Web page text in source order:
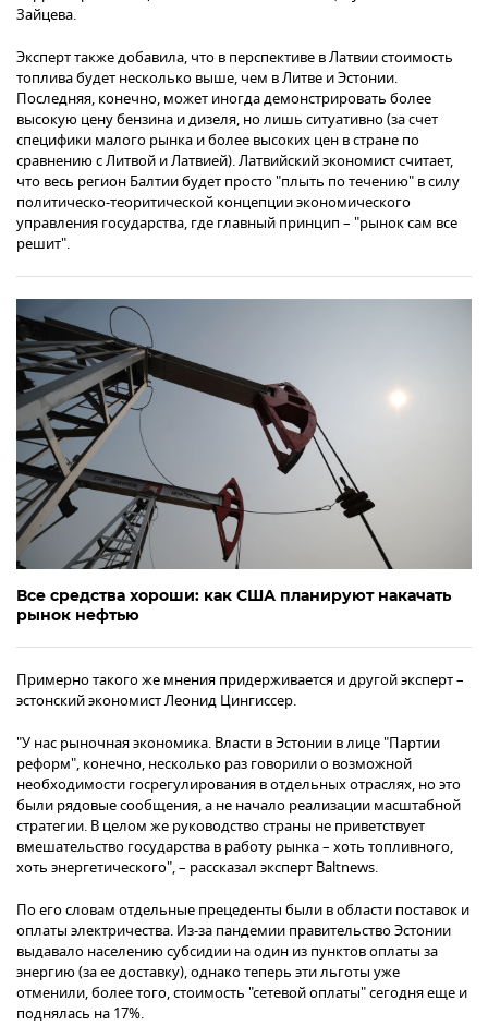
Зайцева.
Эксперт также добавила, что в перспективе в Латвии стоимость
топлива будет несколько выше, чем в Литве и Эстонии.
Последняя, конечно, может иногда демонстрировать более
высокую цену бензина и дизеля, но лишь ситуативно (за счет
специфики малого рынка и более высоких цен в стране по
сравнению с Литвой и Латвией). Латвийский экономист считает,
что весь регион Балтии будет просто "плыть по течению" в силу
политическо-теоритической концепции экономического
управления государства, где главный принцип – "рынок сам все
решит".
Все средства хороши: как США планируют накачать
рынок нефтью
Примерно такого же мнения придерживается и другой эксперт –
эстонский экономист Леонид Цингиссер.
"У нас рыночная экономика. Власти в Эстонии в лице "Партии
реформ", конечно, несколько раз говорили о возможной
необходимости госрегулирования в отдельных отраслях, но это
были рядовые сообщения, а не начало реализации масштабной
стратегии. В целом же руководство страны не приветствует
вмешательство государства в работу рынка – хоть топливного,
хоть энергетического", – рассказал эксперт Baltnews.
По его словам отдельные прецеденты были в области поставок и
оплаты электричества. Из-за пандемии правительство Эстонии
выдавало населению субсидии на один из пунктов оплаты за
энергию (за ее доставку), однако теперь эти льготы уже
отменили, более того, стоимость "сетевой оплаты" сегодня еще и
поднялась на 17%.